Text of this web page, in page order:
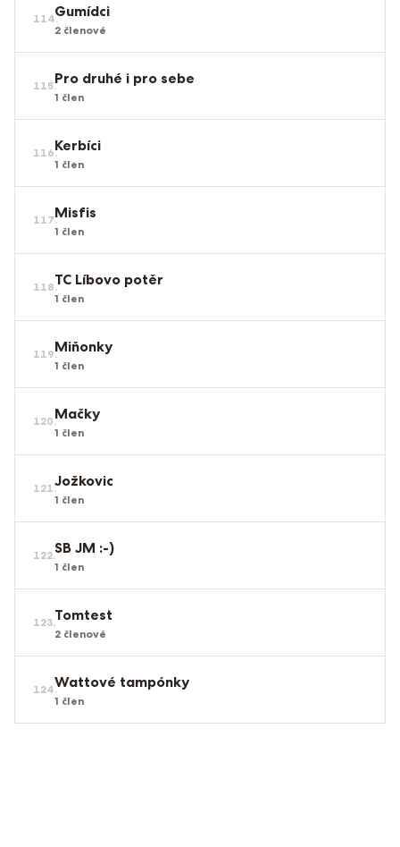
114.Gumídci
2 členové
115.Pro druhé i pro sebe
1 člen
116.Kerbíci
1 člen
117.Misfis
1 člen
118.TC Líbovo potěr
1 člen
119.Miňonky
1 člen
120.Mačky
1 člen
121.Jožkovic
1 člen
122.SB JM :-)
1 člen
123.Tomtest
2 členové
124.Wattové tampónky
1 člen